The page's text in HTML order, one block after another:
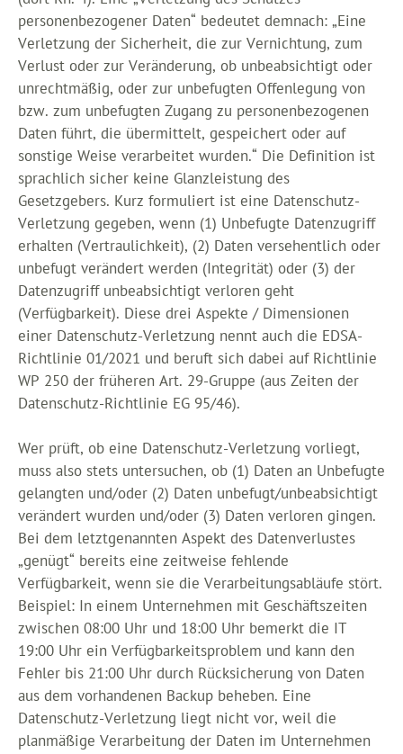
personenbezogener Daten“ bedeutet demnach: „Eine
Verletzung der Sicherheit, die zur Vernichtung, zum
Verlust oder zur Veränderung, ob unbeabsichtigt oder
unrechtmäßig, oder zur unbefugten Offenlegung von
bzw. zum unbefugten Zugang zu personenbezogenen
Daten führt, die übermittelt, gespeichert oder auf
sonstige Weise verarbeitet wurden.“ Die Definition ist
sprachlich sicher keine Glanzleistung des
Gesetzgebers. Kurz formuliert ist eine Datenschutz-
Verletzung gegeben, wenn (1) Unbefugte Datenzugriff
erhalten (Vertraulichkeit), (2) Daten versehentlich oder
unbefugt verändert werden (Integrität) oder (3) der
Datenzugriff unbeabsichtigt verloren geht
(Verfügbarkeit). Diese drei Aspekte / Dimensionen
einer Datenschutz-Verletzung nennt auch die EDSA-
Richtlinie 01/2021 und beruft sich dabei auf Richtlinie
WP 250 der früheren Art. 29-Gruppe (aus Zeiten der
Datenschutz-Richtlinie EG 95/46).
Wer prüft, ob eine Datenschutz-Verletzung vorliegt,
muss also stets untersuchen, ob (1) Daten an Unbefugte
gelangten und/oder (2) Daten unbefugt/unbeabsichtigt
verändert wurden und/oder (3) Daten verloren gingen.
Bei dem letztgenannten Aspekt des Datenverlustes
„genügt“ bereits eine zeitweise fehlende
Verfügbarkeit, wenn sie die Verarbeitungsabläufe stört.
Beispiel: In einem Unternehmen mit Geschäftszeiten
zwischen 08:00 Uhr und 18:00 Uhr bemerkt die IT
19:00 Uhr ein Verfügbarkeitsproblem und kann den
Fehler bis 21:00 Uhr durch Rücksicherung von Daten
aus dem vorhandenen Backup beheben. Eine
Datenschutz-Verletzung liegt nicht vor, weil die
planmäßige Verarbeitung der Daten im Unternehmen